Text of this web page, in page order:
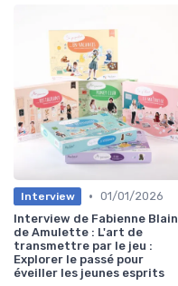
Interview • 01/01/2026
Interview de Fabienne Blain
de Amulette : L'art de
transmettre par le jeu :
Explorer le passé pour
éveiller les jeunes esprits